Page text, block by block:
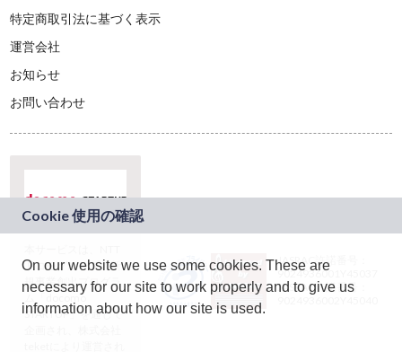
特定商取引法に基づく表示
運営会社
お知らせ
お問い合わせ
ドコモグループの新
規事業創出プログラ
ム「docomo
STARTUP」を通じて
JASRAC許諾番号：
9024936001Y45037
JASRAC許諾番号：
On our website we use some cookies. These are
necessary for our site to work properly and to give us
information about how our site is used.